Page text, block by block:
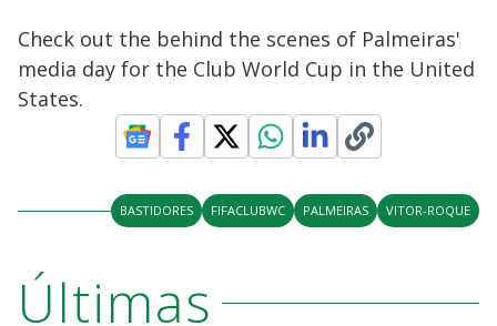
Check out the behind the scenes of Palmeiras'
media day for the Club World Cup in the United
States.
BASTIDORES FIFACLUBWC PALMEIRAS VITOR-ROQUE
Últimas